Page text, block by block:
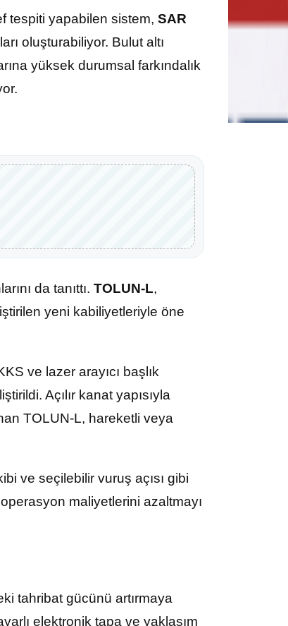
tespiti yapabilen sistem, SAR
oluşturabiliyor. Bulut altı
yüksek durumsal farkındalık
da tanıttı. TOLUN-L,
yeni kabiliyetleriyle öne
ve lazer arayıcı başlık
Açılır kanat yapısıyla
TOLUN-L, hareketli veya
ve seçilebilir vuruş açısı gibi
maliyetlerini azaltmayı
tahribat gücünü artırmaya
elektronik tapa ve yaklaşım